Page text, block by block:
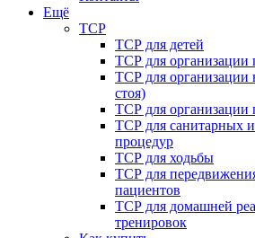
Ещё
ТСР
ТСР для детей
ТСР для организации
ТСР для организации
стоя)
ТСР для организации
ТСР для санитарных
процедур
ТСР для ходьбы
ТСР для
пациентов
ТСР для домашней
тренировок